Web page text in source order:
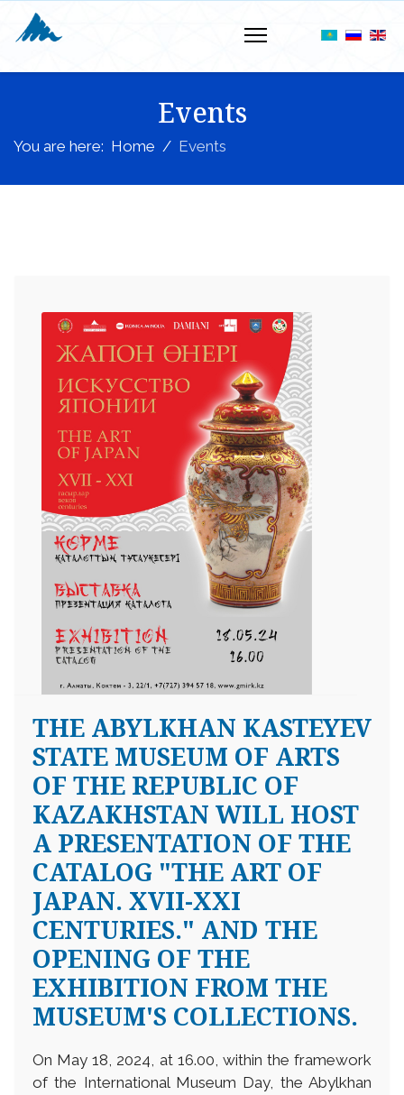
Events
You are here: Home Events
THE ABYLKHAN KASTEYEV
STATE MUSEUM OF ARTS
OF THE REPUBLIC OF
KAZAKHSTAN WILL HOST
A PRESENTATION OF THE
CATALOG "THE ART OF
JAPAN. XVII-XXI
CENTURIES." AND THE
OPENING OF THE
EXHIBITION FROM THE
MUSEUM'S COLLECTIONS.
On May 18, 2024, at 16.00, within the framework
of the International Museum Day, the Abylkhan